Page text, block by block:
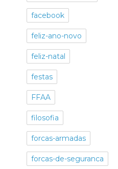
facebook
feliz-ano-novo
feliz-natal
festas
FFAA
filosofia
forcas-armadas
forcas-de-seguranca